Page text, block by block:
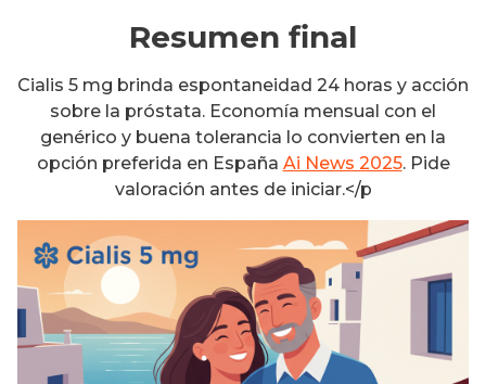
Resumen final
Cialis 5 mg brinda espontaneidad 24 horas y acción
sobre la próstata. Economía mensual con el
genérico y buena tolerancia lo convierten en la
opción preferida en España Ai News 2025. Pide
valoración antes de iniciar.</p